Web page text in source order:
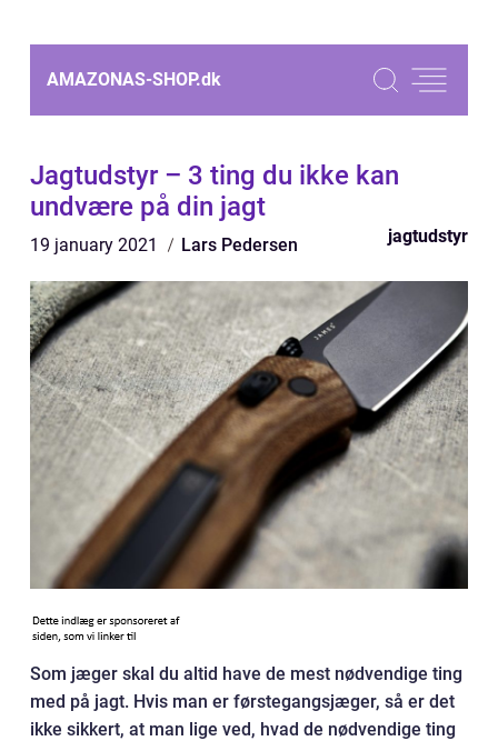
AMAZONAS-SHOP.dk
Jagtudstyr – 3 ting du ikke kan
undvære på din jagt
19 january 2021 Lars Pedersen jagtudstyr
Som jæger skal du altid have de mest nødvendige ting
med på jagt. Hvis man er førstegangsjæger, så er det
ikke sikkert, at man lige ved, hvad de nødvendige ting